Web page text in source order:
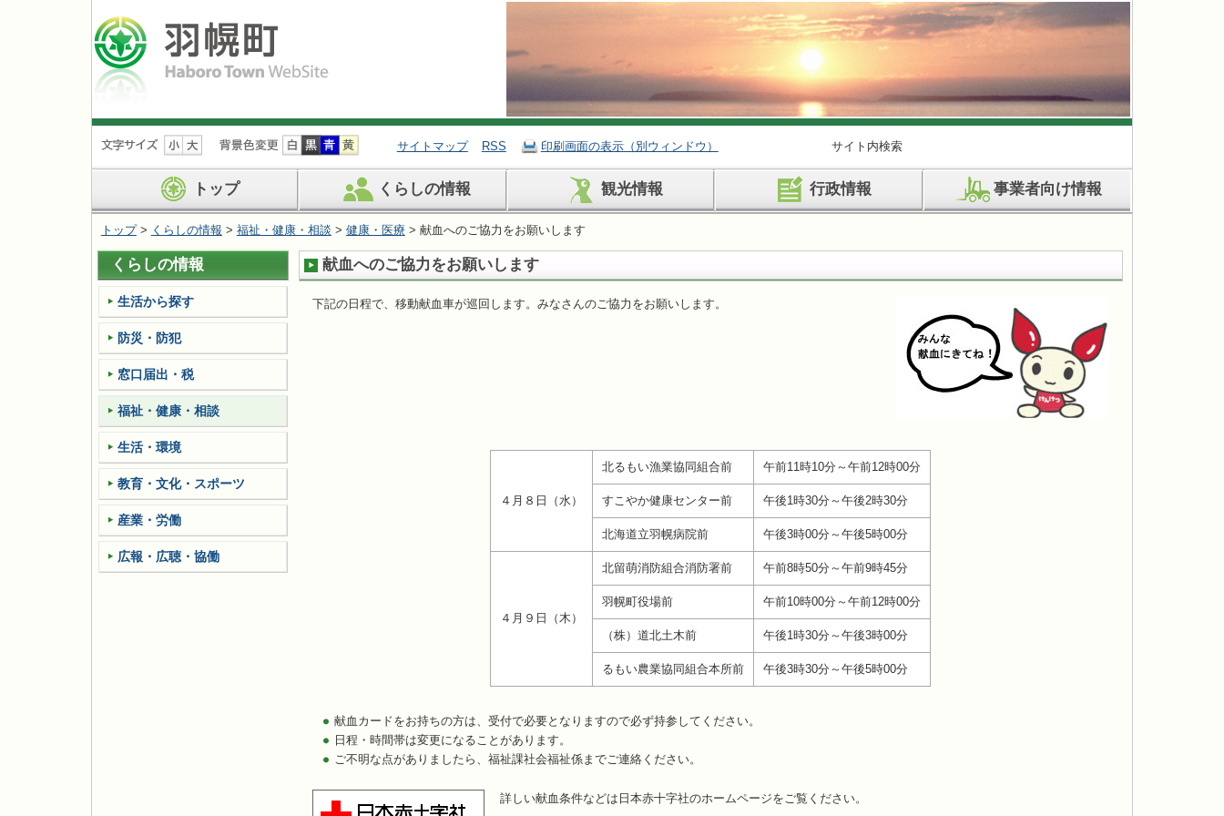
ナ
ビ
ョ
ン
を
飛
ば
す
サイトマップ RSS 印刷画面の表示（別ウィンドウ） サイト内検索
トップ くらしの情報 観光情報 行政情報 事業者向け情報
トップ> くらしの情報 > 福祉・健康・相談 > 健康・医療 > 献血へのご協力をお願いします
献血へのご協力をお願いします
下記の日程で、移動献血車が巡回します。みなさんのご協力をお願いします。
４月８日（水）
北るもい漁業協同組合前 午前11時10分～午前12時00分
すこやか健康センター前 午後1時30分～午後2時30分
北海道立羽幌病院前 午後3時00分～午後5時00分
４月９日（木）
北留萌消防組合消防署前 午前8時50分～午前9時45分
羽幌町役場前 午前10時00分～午前12時00分
（株）道北土木前 午後1時30分～午後3時00分
るもい農業協同組合本所前 午後3時30分～午後5時00分
献血カードをお持ちの方は、受付で必要となりますので必ず持参してください。
日程・時間帯は変更になることがあります。
ご不明な点がありましたら、福祉課社会福祉係までご連絡ください。
詳しい献血条件などは日本赤十字社のホームページをご覧ください。
くらしの情報
生活から探す
防災・防犯
窓口届出・税
福祉・健康・相談
生活・環境
教育・文化・スポーツ
産業・労働
広報・広聴・協働